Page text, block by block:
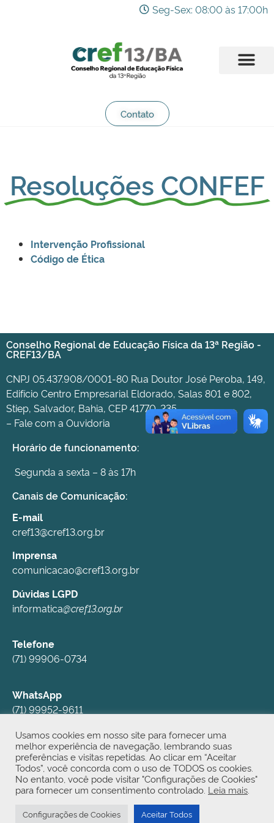
Seg-Sex: 08:00 às 17:00h
Contato
Resoluções CONFEF
Intervenção Profissional
Código de Ética
Conselho Regional de Educação Física da 13ª Região -
CREF13/BA
CNPJ 05.437.908/0001-80 Rua Doutor José Peroba, 149,
Edifício Centro Empresarial Eldorado, Salas 801 e 802,
Stiep, Salvador, Bahia, CEP 41770-235
– Fale com a Ouvidoria
Horário de funcionamento:
Segunda a sexta – 8 às 17h
Canais de Comunicação:
E-mail
cref13@cref13.org.br
Imprensa
comunicacao@cref13.org.br
Dúvidas LGPD
informatica@cref13.org.br
Telefone
(71) 99906-0734
WhatsApp
(71) 99952-9611
Redes Sociais
Instagram
YouTube
TikTok
© Copyright 2021CREF13 – Todos os direitos reservados.
Usamos cookies em nosso site para fornecer uma
melhor experiência de navegação, lembrando suas
preferências e visitas repetidas. Ao clicar em “Aceitar
Todos”, você concorda com o uso de TODOS os cookies.
No entanto, você pode visitar "Configurações de Cookies"
para fornecer um consentimento controlado. Leia mais
Configurações de Cookies Aceitar Todos